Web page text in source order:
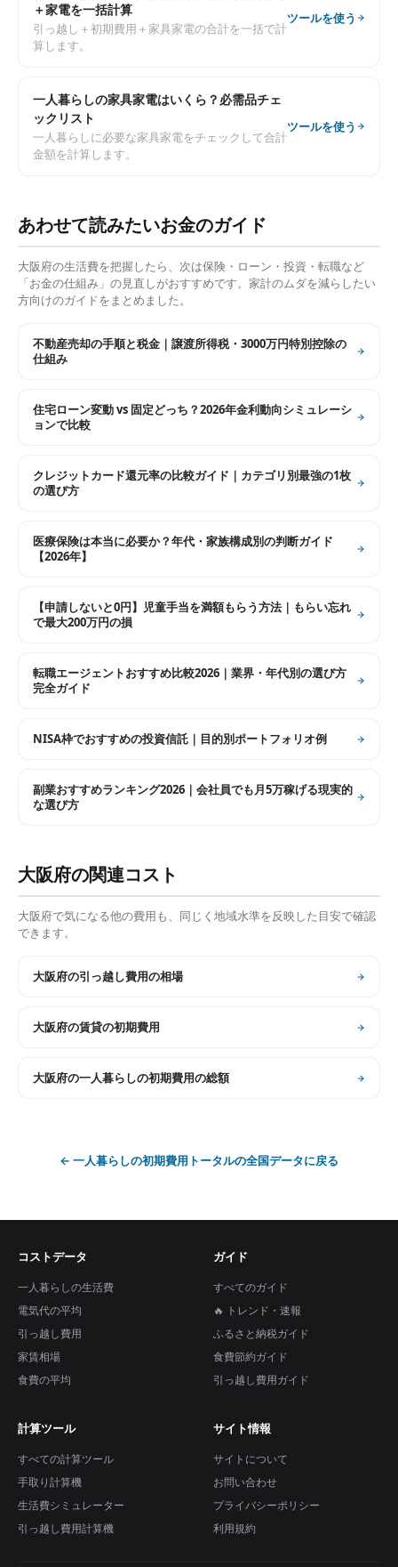
＋家電を一括計算
引っ越し＋初期費用＋家具家電の合計を一括で計
算します。
ツールを使う
一人暮らしの家具家電はいくら？必需品チェ
ックリスト
一人暮らしに必要な家具家電をチェックして合計
金額を計算します。
ツールを使う
あわせて読みたいお金のガイド
大阪府の生活費を把握したら、次は保険・ローン・投資・転職など
「お金の仕組み」の見直しがおすすめです。家計のムダを減らしたい
方向けのガイドをまとめました。
不動産売却の手順と税金｜譲渡所得税・3000万円特別控除の
仕組み
住宅ローン変動 vs 固定どっち？2026年金利動向シミュレーシ
ョンで比較
クレジットカード還元率の比較ガイド｜カテゴリ別最強の1枚
の選び方
医療保険は本当に必要か？年代・家族構成別の判断ガイド
【2026年】
【申請しないと0円】児童手当を満額もらう方法｜もらい忘れ
で最大200万円の損
転職エージェントおすすめ比較2026｜業界・年代別の選び方
完全ガイド
NISA枠でおすすめの投資信託｜目的別ポートフォリオ例
副業おすすめランキング2026｜会社員でも月5万稼げる現実的
な選び方
大阪府の関連コスト
大阪府で気になる他の費用も、同じく地域水準を反映した目安で確認
できます。
大阪府の引っ越し費用の相場
大阪府の賃貸の初期費用
大阪府の一人暮らしの初期費用の総額
← 一人暮らしの初期費用トータルの全国データに戻る
コストデータ
一人暮らしの生活費
電気代の平均
引っ越し費用
家賃相場
食費の平均
ガイド
すべてのガイド
🔥 トレンド・速報
ふるさと納税ガイド
食費節約ガイド
引っ越し費用ガイド
計算ツール
すべての計算ツール
手取り計算機
生活費シミュレーター
引っ越し費用計算機
サイト情報
サイトについて
お問い合わせ
プライバシーポリシー
利用規約